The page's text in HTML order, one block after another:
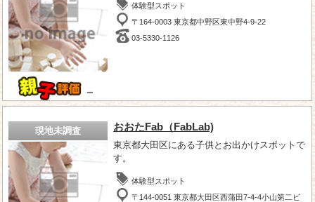
－
体験型スポット
〒164-0003 東京都中野区東中野4-9-22
03-5330-1126
現地未調査 おおたFab（FabLab)
東京都大田区にある子供とお出かけスポットで
す。
体験型スポット
〒144-0051 東京都大田区西蒲田7-4-4小山第二ビ